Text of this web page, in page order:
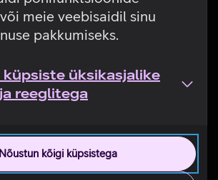
meie veebisaidil sinu
pakkumiseks.
küpsiste üksikasjalike
reeglitega
Nõustun kõigi küpsistega